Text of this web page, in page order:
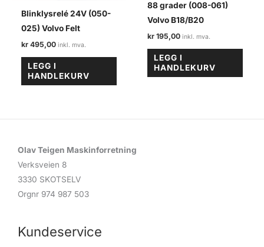
Blinklysrelé 24V (050-
025) Volvo Felt
kr 495,00
LEGG I
HANDLEKURV
88 grader (008-061)
Volvo B18/B20
kr 195,00
LEGG I
HANDLEKURV
Olav Teigen Maskinforretning
Verksveien 8
3330 SKOTSELV
Orgnr 974 987 503
Kundeservice